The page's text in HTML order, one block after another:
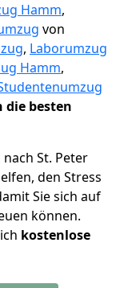
Hamm,
von
, Laborumzug
Hamm,
die besten
St. Peter
den Stress
Sie sich auf
können.
kostenlose